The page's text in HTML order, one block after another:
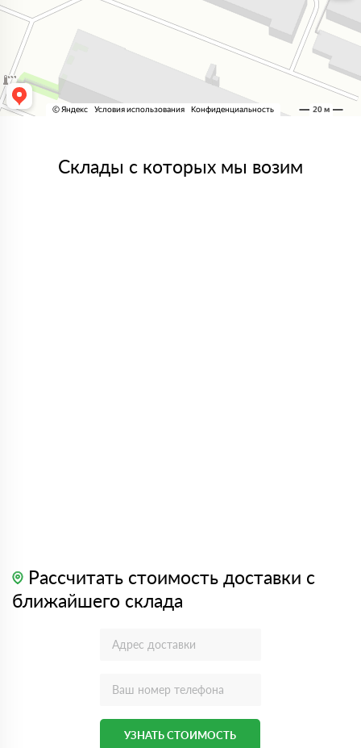
Склады с которых мы возим
Рассчитать стоимость доставки с
ближайшего склада
УЗНАТЬ СТОИМОСТЬ